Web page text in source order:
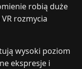
robią duże
rozmycia
wysoki poziom
ekspresje i